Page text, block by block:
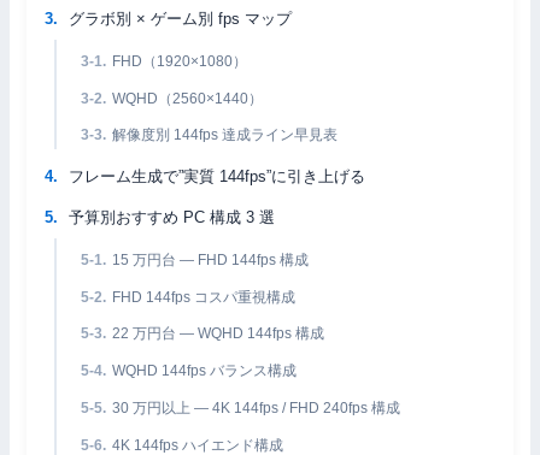
グラボ別 × ゲーム別 fps マップ
FHD（1920×1080）
WQHD（2560×1440）
解像度別 144fps 達成ライン早見表
フレーム生成で”実質 144fps”に引き上げる
予算別おすすめ PC 構成 3 選
15 万円台 — FHD 144fps 構成
FHD 144fps コスパ重視構成
22 万円台 — WQHD 144fps 構成
WQHD 144fps バランス構成
30 万円以上 — 4K 144fps / FHD 240fps 構成
4K 144fps ハイエンド構成